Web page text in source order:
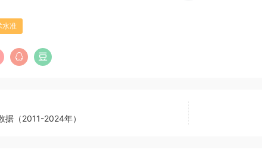
水准
据（2011-2024年）